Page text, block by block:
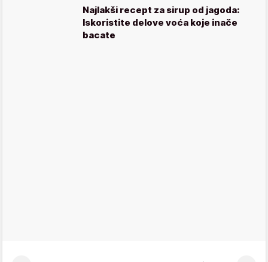
Najlakši recept za sirup od jagoda:
Iskoristite delove voća koje inače
bacate